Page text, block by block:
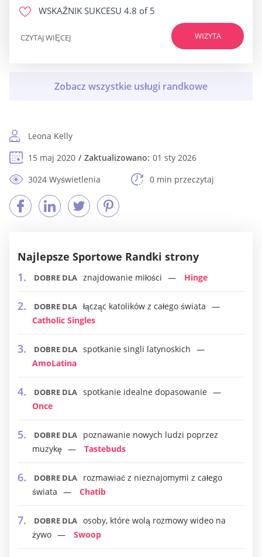
WSKAŹNIK SUKCESU 4.8 of 5
WIZYTA
CZYTAJ WIĘCEJ
Leona Kelly
15 maj 2020
Zaktualizowano: 01 sty 2026
3024 Wyświetlenia
0 min przeczytaj
Najlepsze Sportowe Randki strony
DOBRE DLA znajdowanie miłości Hinge
DOBRE DLA łącząc katolików z całego świata
Catholic Singles
DOBRE DLA spotkanie singli latynoskich
AmoLatina
DOBRE DLA spotkanie idealne dopasowanie
Once
DOBRE DLA
poznawanie nowych ludzi poprzez
muzykę
Tastebuds
DOBRE DLA
rozmawiać z nieznajomymi z całego
świata
Chatib
DOBRE DLA osoby, które wolą rozmowy wideo na
żywo
Swoop